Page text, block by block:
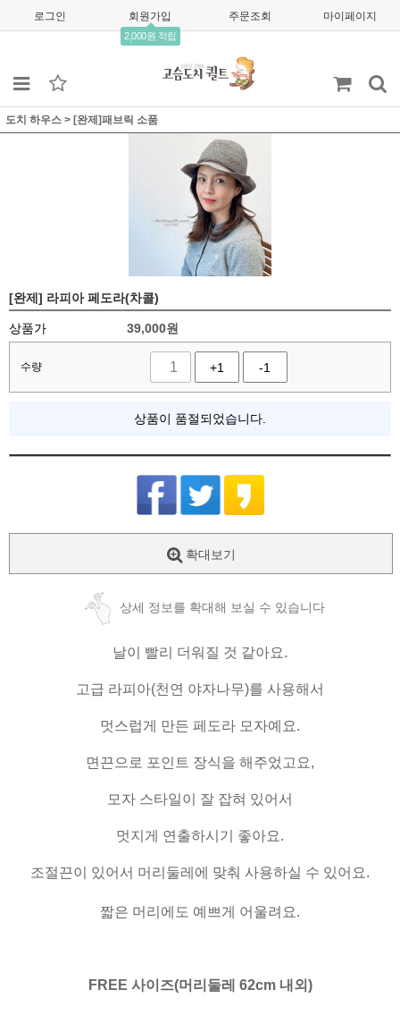
로그인 회원가입
2,000원 적립
주문조회 마이페이지
도치 하우스 > [완제]패브릭 소품
[완제] 라피아 페도라(차콜)
상품가 39,000원
수량 +1 -1
상품이 품절되었습니다.
확대보기
상세 정보를 확대해 보실 수 있습니다
날이 빨리 더워질 것 같아요.
고급 라피아(천연 야자나무)를 사용해서
멋스럽게 만든 페도라 모자예요.
면끈으로 포인트 장식을 해주었고요,
모자 스타일이 잘 잡혀 있어서
멋지게 연출하시기 좋아요.
조절끈이 있어서 머리둘레에 맞춰 사용하실 수 있어요.
짧은 머리에도 예쁘게 어울려요.
FREE 사이즈(머리둘레 62cm 내외)